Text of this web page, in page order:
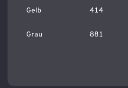
Gelb 414
Grau 881